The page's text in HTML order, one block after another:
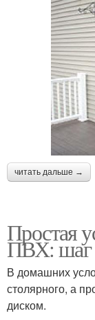
читать дальше →
Простая
ПВХ: шаг
В домашних
столярного, а
диском.